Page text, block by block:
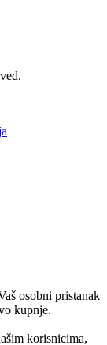
osobni pristanak
kupnje.
korisnicima,